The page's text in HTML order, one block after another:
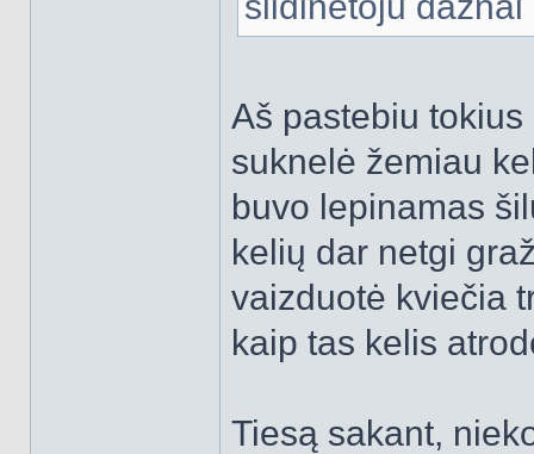
Aš pastebiu
suknelė žemiau
buvo lepinamas
kelių dar netgi
vaizduotė kviečia
kaip tas kelis
Tiesą sakant,